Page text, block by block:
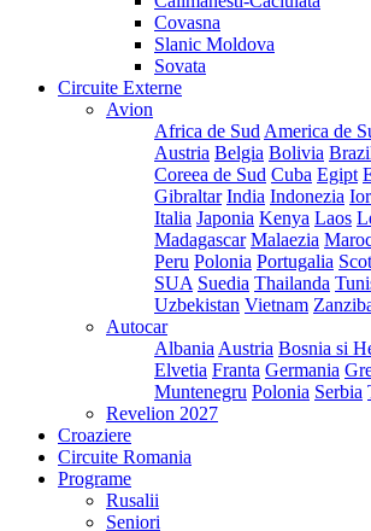
Covasna
Slanic Moldova
Sovata
Circuite Externe
Avion
Africa de Sud America de
Austria Belgia Bolivia
Coreea de Sud Cuba Egipt
Gibraltar India Indonezia
Italia Japonia Kenya Laos
Madagascar Malaezia
Peru Polonia Portugalia
SUA Suedia Thailanda
Uzbekistan Vietnam
Autocar
Albania Austria Bosnia si
Elvetia Franta Germania
Muntenegru Polonia Serbia
Revelion 2027
Croaziere
Circuite Romania
Programe
Rusalii
Seniori